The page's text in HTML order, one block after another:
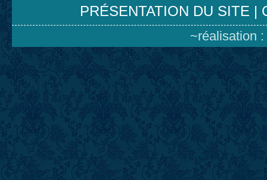
PRÉSENTATION DU SITE |
~réalisation